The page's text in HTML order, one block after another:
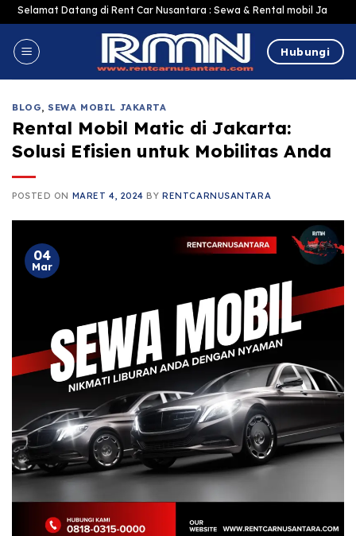
Skip
to
content
Datang di Rent Car Nusantara : Sewa & Rental mobil Jakarta
Hubungi
BLOG,SEWA MOBIL JAKARTA
Rental Mobil Matic di Jakarta:
Solusi Efisien untuk Mobilitas Anda
POSTED ON MARET 4, 2024 BYRENTCARNUSANTARA
04
Mar